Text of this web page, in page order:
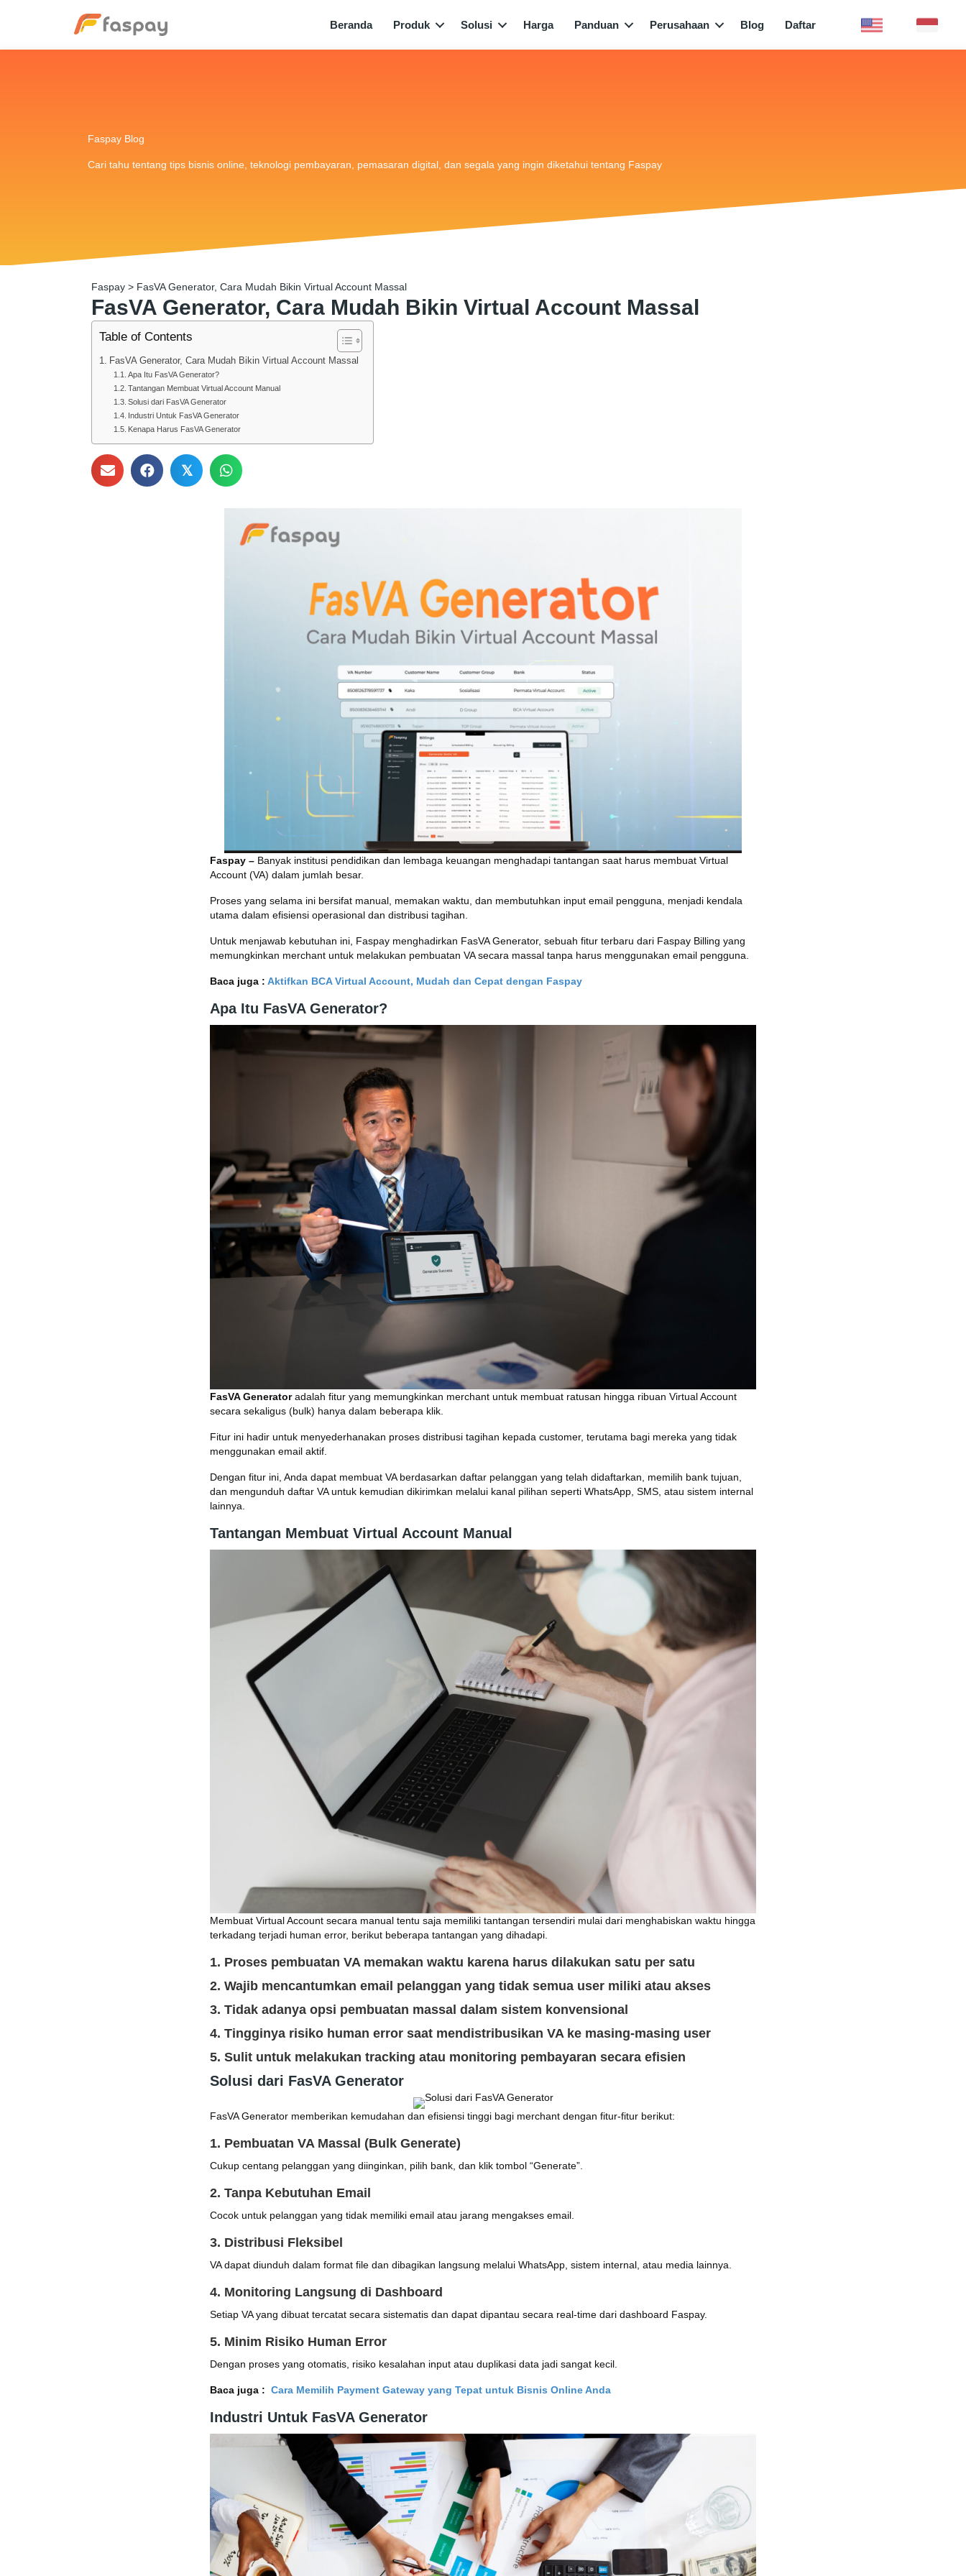
Beranda Produk Solusi Harga Panduan Perusahaan Blog Daftar
Faspay Blog
Cari tahu tentang tips bisnis online, teknologi pembayaran, pemasaran digital, dan segala yang ingin diketahui tentang Faspay
Faspay > FasVA Generator, Cara Mudah Bikin Virtual Account Massal
FasVA Generator, Cara Mudah Bikin Virtual Account Massal
Table of Contents
FasVA Generator, Cara Mudah Bikin Virtual Account Massal
Apa Itu FasVA Generator?
Tantangan Membuat Virtual Account Manual
Solusi dari FasVA Generator
Industri Untuk FasVA Generator
Kenapa Harus FasVA Generator
𝕏
Faspay – Banyak institusi pendidikan dan lembaga keuangan menghadapi tantangan saat harus membuat Virtual
Account (VA) dalam jumlah besar.
Proses yang selama ini bersifat manual, memakan waktu, dan membutuhkan input email pengguna, menjadi kendala
utama dalam efisiensi operasional dan distribusi tagihan.
Untuk menjawab kebutuhan ini, Faspay menghadirkan FasVA Generator, sebuah fitur terbaru dari Faspay Billing yang
memungkinkan merchant untuk melakukan pembuatan VA secara massal tanpa harus menggunakan email pengguna.
Baca juga : Aktifkan BCA Virtual Account, Mudah dan Cepat dengan Faspay
Apa Itu FasVA Generator?
FasVA Generatoradalah fitur yang memungkinkan merchant untuk membuat ratusan hingga ribuan Virtual Account
secara sekaligus (bulk) hanya dalam beberapa klik.
Fitur ini hadir untuk menyederhanakan proses distribusi tagihan kepada customer, terutama bagi mereka yang tidak
menggunakan email aktif.
Dengan fitur ini, Anda dapat membuat VA berdasarkan daftar pelanggan yang telah didaftarkan, memilih bank tujuan,
dan mengunduh daftar VA untuk kemudian dikirimkan melalui kanal pilihan seperti WhatsApp, SMS, atau sistem internal
lainnya.
Tantangan Membuat Virtual Account Manual
Membuat Virtual Account secara manual tentu saja memiliki tantangan tersendiri mulai dari menghabiskan waktu hingga
terkadang terjadi human error, berikut beberapa tantangan yang dihadapi.
1. Proses pembuatan VA memakan waktu karena harus dilakukan satu per satu
2. Wajib mencantumkan email pelanggan yang tidak semua user miliki atau akses
3. Tidak adanya opsi pembuatan massal dalam sistem konvensional
4. Tingginya risiko human error saat mendistribusikan VA ke masing-masing user
5. Sulit untuk melakukan tracking atau monitoring pembayaran secara efisien
Solusi dari FasVA Generator
FasVA Generator memberikan kemudahan dan efisiensi tinggi bagi merchant dengan fitur-fitur berikut:
1. Pembuatan VA Massal (Bulk Generate)
Cukup centang pelanggan yang diinginkan, pilih bank, dan klik tombol “Generate”.
2. Tanpa Kebutuhan Email
Cocok untuk pelanggan yang tidak memiliki email atau jarang mengakses email.
3. Distribusi Fleksibel
VA dapat diunduh dalam format file dan dibagikan langsung melalui WhatsApp, sistem internal, atau media lainnya.
4. Monitoring Langsung di Dashboard
Setiap VA yang dibuat tercatat secara sistematis dan dapat dipantau secara real-time dari dashboard Faspay.
5. Minim Risiko Human Error
Dengan proses yang otomatis, risiko kesalahan input atau duplikasi data jadi sangat kecil.
Baca juga : Cara Memilih Payment Gateway yang Tepat untuk Bisnis Online Anda
Industri Untuk FasVA Generator